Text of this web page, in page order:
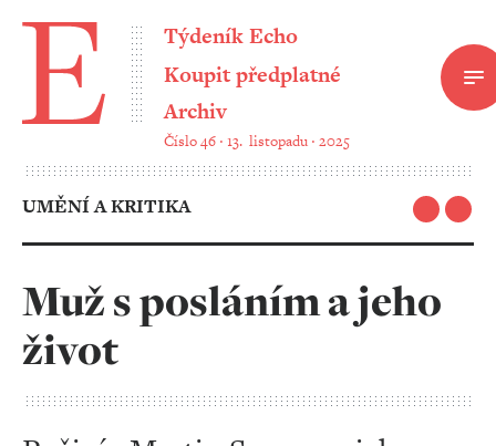
Týdeník Echo
Koupit předplatné
Archiv
Číslo 46 ‧ 13. listopadu ‧ 2025
UMĚNÍ A KRITIKA
Muž s posláním a jeho
život